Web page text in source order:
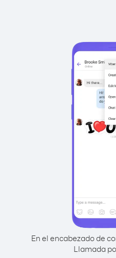
En el encabezado de
Llamada